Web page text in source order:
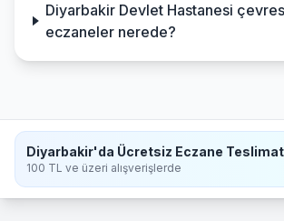
Diyarbakir Devlet Hastanesi
eczaneler nerede?
Diyarbakir'da Ücretsiz Eczane
100 TL ve üzeri alışverişlerde